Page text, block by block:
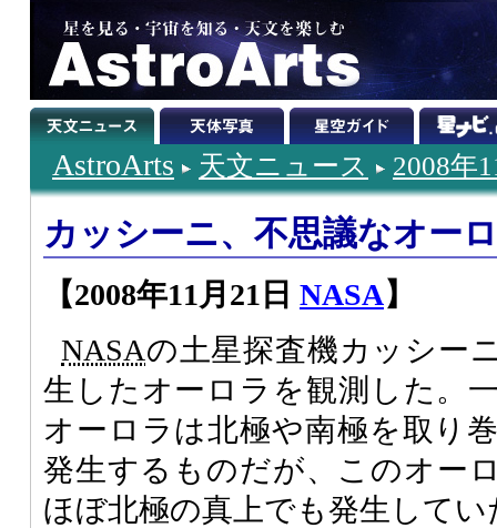
AstroArts 天文ニュース 2008年
カッシーニ、不思議なオー
【2008年11月21日 NASA】
NASAの土星探査機カッシー
生したオーロラを観測した。
オーロラは北極や南極を取り
発生するものだが、このオー
ほぼ北極の真上でも発生してい